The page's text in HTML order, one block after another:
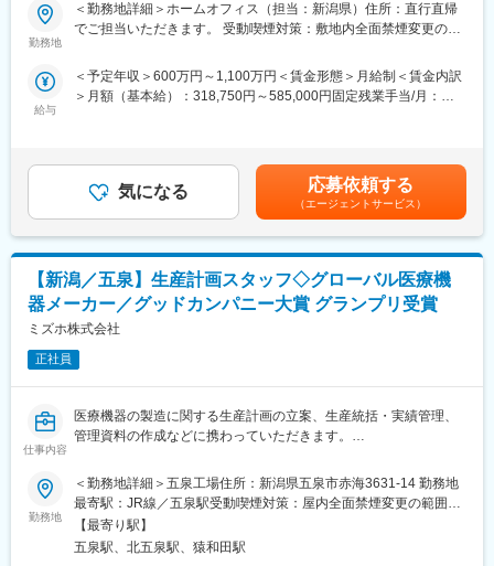
【中途入社者アンケート】
■入社を決めた理由
（2）安定性・信頼性
（3）面接官・人
（3）様々な業界の普段会えない役職者に会える
https://www.youtube.com/watch?v=Ge4KiEjNYaM
■採用サイト内動画ページ
https://trim-saiyo.jp/movie/
変更の範囲：会社の定める業務
＼MR経験が活かせます／
これまでMRの方に多く入社頂いており、がん領域の最先端治療機
器（非侵襲デバイス）を保有しており、抗がん剤で効果が得られ
■業務内容：
・大学病院などに所属する医師に対して、実際の症例をベースに
した適切な情報提供・適正使用の推進
・医療機関との賃貸借契約の契約締結と与信管理
・医療機器に対して使用成績調査等のPMS業務
・治療開始時における機器の手配、医療機関や社内各部署との調
整
＜営業スタイル＞
を行います。
※宿泊を伴う国内出張あり。日本全国の大学病院・基幹病院および
■担当製品：
担当製品である「オプチューン（Optune）」は、特定の悪性腫瘍
（脳腫瘍の膠芽腫や非小細胞肺がんなどの固形癌）の細胞分裂
を、体に発生させた特殊な電場で阻害する在宅用の医療機器で
勤務地
＜勤務地詳細＞ホームオフィス（担当：新潟県）住所：直行直帰
でご担当いただきます。 受動喫煙対策：敷地内全面禁煙変更の範
給与
＜予定年収＞600万円～1,100万円＜賃金形態＞月給制＜賃金内訳
＞月額（基本給）：318,750円～585,000円固定残業手当/月：
賞与実績:前年度実績（年間給与の15％）賃金はあくまでも目安の
金額であり、選考を通じて上下する可能性があります。月給(月額)
は固定手当を含めた表記です。
気になる 応募依頼する
（エージェントサービス）
【新潟／五泉】生産計画スタッフ◇グローバル医療機
器メーカー／グッドカンパニー大賞 グランプリ受賞
ミズホ株式会社
正社員
仕事内容
医療機器の製造に関する生産計画の立案、生産統括・実績管理、
管理資料の作成などに携わっていただきます。
多くの生産プロセスに統括的に関わるやりがいのある仕事です。
当社は100年を超える医療機器メーカーで、世界的なトップクラ
スシェア製品を持つ安定企業です。
【仕事の内容】
勤務地
＜勤務地詳細＞五泉工場住所：新潟県五泉市赤海3631-14 勤務地
最寄駅：JR線／五泉駅受動喫煙対策：屋内全面禁煙変更の範囲：
会社の定める事業所
【最寄り駅】
五泉駅、北五泉駅、猿和田駅